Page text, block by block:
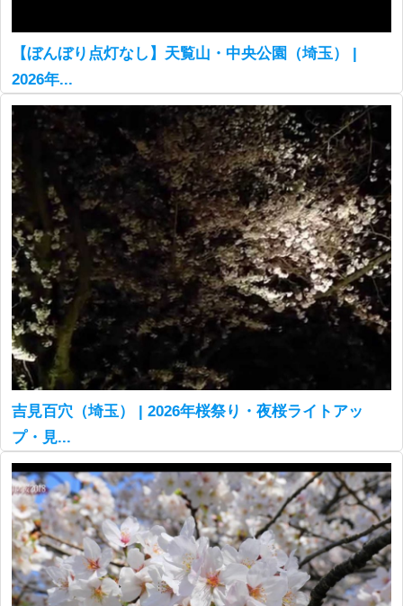
【ぼんぼり点灯なし】天覧山・中央公園（埼玉） |
2026年...
吉見百穴（埼玉） | 2026年桜祭り・夜桜ライトアッ
プ・見...